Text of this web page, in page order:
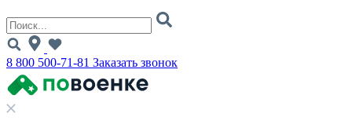
8 800 500-71-81 Заказать звонок